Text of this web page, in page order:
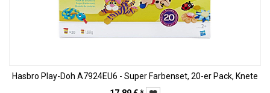
Hasbro Play-Doh A7924EU6 - Super Farbenset, 20-er Pack, Knete